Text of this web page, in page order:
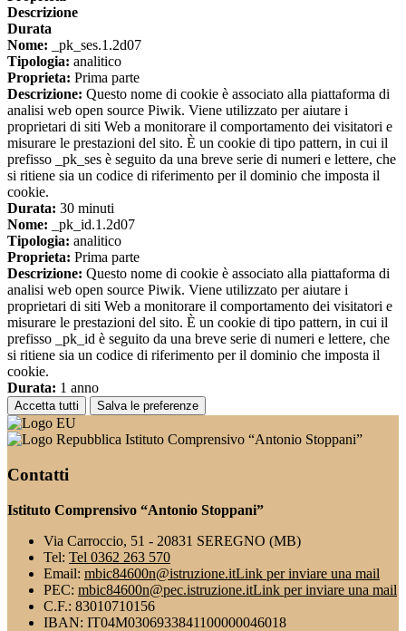
Descrizione
Durata
Nome: _pk_ses.1.2d07
Tipologia: analitico
Proprieta: Prima parte
Descrizione: Questo nome di cookie è associato alla piattaforma di
analisi web open source Piwik. Viene utilizzato per aiutare i
proprietari di siti Web a monitorare il comportamento dei visitatori e
misurare le prestazioni del sito. È un cookie di tipo pattern, in cui il
prefisso _pk_ses è seguito da una breve serie di numeri e lettere, che
si ritiene sia un codice di riferimento per il dominio che imposta il
cookie.
Durata: 30 minuti
Nome: _pk_id.1.2d07
Tipologia: analitico
Proprieta: Prima parte
Descrizione: Questo nome di cookie è associato alla piattaforma di
analisi web open source Piwik. Viene utilizzato per aiutare i
proprietari di siti Web a monitorare il comportamento dei visitatori e
misurare le prestazioni del sito. È un cookie di tipo pattern, in cui il
prefisso _pk_id è seguito da una breve serie di numeri e lettere, che
si ritiene sia un codice di riferimento per il dominio che imposta il
cookie.
Durata: 1 anno
Accetta tutti Salva le preferenze
Istituto Comprensivo “Antonio Stoppani”
Contatti
Istituto Comprensivo “Antonio Stoppani”
Via Carroccio, 51 - 20831 SEREGNO (MB)
Tel: Tel 0362 263 570
Email: mbic84600n@istruzione.itLink per inviare una mail
PEC: mbic84600n@pec.istruzione.itLink per inviare una mail
C.F.: 83010710156
IBAN: IT04M0306933841100000046018